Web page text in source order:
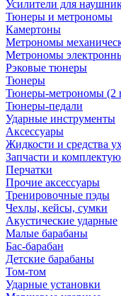
Усилители для
Тюнеры и метрономы
Камертоны
Метрономы
Метрономы
Рэковые тюнеры
Тюнеры
Тюнеры-метрономы (2
Тюнеры-педали
Ударные инструменты
Аксессуары
Жидкости и средства
Запчасти и
Перчатки
Прочие аксессуары
Тренировочные пэды
Чехлы, кейсы, сумки
Акустические ударные
Mалые барабаны
Бас-барабан
Детские барабаны
Том-том
Ударные установки